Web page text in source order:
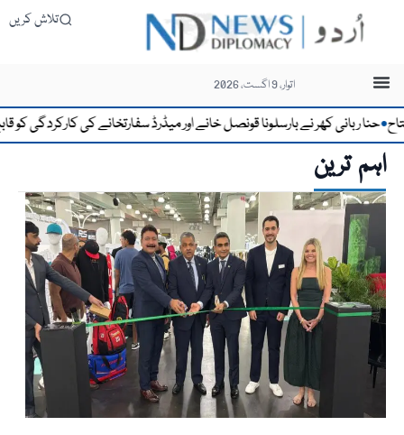
تلاش کریں
اتوار، 9 اگست، 2026
کھر نے بارسلونا قونصل خانے اور میڈرڈ سفارتخانے کی کارکردگی کو قابلِ تحسین
اہم ترین